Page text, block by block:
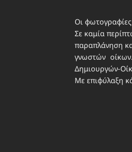
Οι φωτογραφίες
Σε καμία
παραπλάνηση
γνωστών
Δημιουργών-
Με επιφύλαξη